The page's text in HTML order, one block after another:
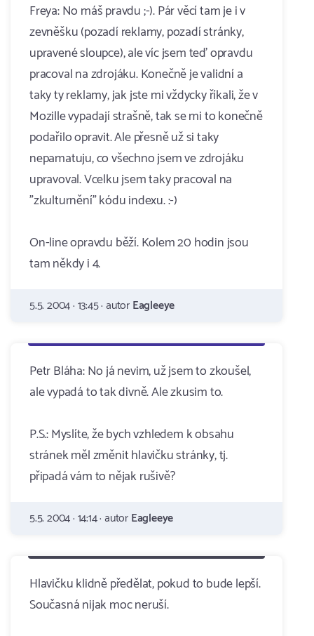
Freya: No máš pravdu ;-). Pár věcí tam je i v
zevněšku (pozadí reklamy, pozadí stránky,
upravené sloupce), ale víc jsem teď opravdu
pracoval na zdrojáku. Konečně je validní a
taky ty reklamy, jak jste mi vždycky říkali, že v
Mozille vypadají strašně, tak se mi to konečně
podařilo opravit. Ale přesně už si taky
nepamatuju, co všechno jsem ve zdrojáku
upravoval. Vcelku jsem taky pracoval na
"zkulturnění" kódu indexu. :-)
On-line opravdu běží. Kolem 20 hodin jsou
tam někdy i 4.
5.5. 2004 · 13:45 · autorEagleeye
Petr Bláha: No já nevim, už jsem to zkoušel,
ale vypadá to tak divně. Ale zkusim to.
P.S.: Myslíte, že bych vzhledem k obsahu
stránek měl změnit hlavičku stránky, tj.
připadá vám to nějak rušivě?
5.5. 2004 · 14:14 · autorEagleeye
Hlavičku klidně předělat, pokud to bude lepší.
Současná nijak moc neruší.